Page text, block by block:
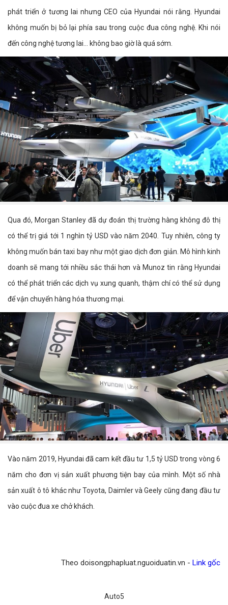
phát triển ở tương lai nhưng CEO của Hyundai nói rằng. Hyundai
không muốn bị bỏ lại phía sau trong cuộc đua công nghệ. Khi nói
đến công nghệ tương lai... không bao giờ là quá sớm.
Qua đó, Morgan Stanley đã dự đoán thị trường hàng không đô thị
có thể trị giá tới 1 nghìn tỷ USD vào năm 2040. Tuy nhiên, công ty
không muốn bán taxi bay như một giao dịch đơn giản. Mô hình kinh
doanh sẽ mang tới nhiều sắc thái hơn và Munoz tin rằng Hyundai
có thể phát triển các dịch vụ xung quanh, thậm chí có thể sử dụng
để vận chuyển hàng hóa thương mại.
Vào năm 2019, Hyundai đã cam kết đầu tư 1,5 tỷ USD trong vòng 6
năm cho đơn vị sản xuất phương tiện bay của mình. Một số nhà
sản xuất ô tô khác như Toyota, Daimler và Geely cũng đang đầu tư
vào cuộc đua xe chở khách.
Theo doisongphapluat.nguoiduatin.vn - Link gốc
Auto5